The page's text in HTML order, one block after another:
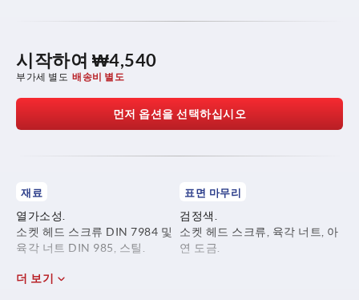
시작하여 ₩4,540
부가세 별도 배송비 별도
먼저 옵션을 선택하십시오
재료
열가소성.
소켓 헤드 스크류 DIN 7984 및
육각 너트 DIN 985, 스틸.
표면 마무리
검정색.
소켓 헤드 스크류, 육각 너트, 아
연 도금.
더 보기